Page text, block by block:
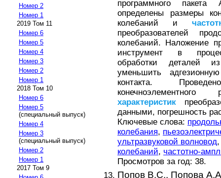
Номер 2
Номер 1
2019 Том 11
Номер 6
Номер 5
Номер 4
Номер 3
Номер 2
Номер 1
2018 Том 10
Номер 6
Номер 5
(специальный выпуск)
Номер 4
Номер 3
(специальный выпуск)
Номер 2
Номер 1
2017 Том 9
программного
определены размеры
колебаний и
преобразователей
колебаний. Наложение
инструмент в
обработки деталей
уменьшить
контакта.
характеристик
данными, погрешность
Ключевые слова:
колебания,
ультразвуковой волновод
колебаний, частотно-
Просмотров за год: 38.
Попов В.С., Попова